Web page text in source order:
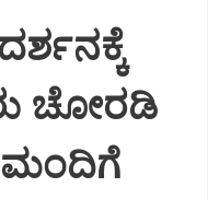
ಚೋರಡಿ
ಮಂದಿಗೆ